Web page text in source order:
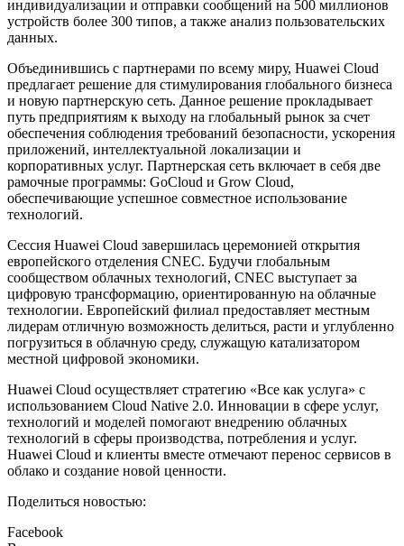
индивидуализации и отправки сообщений на 500 миллионов
устройств более 300 типов, а также анализ пользовательских
данных.
Объединившись с партнерами по всему миру, Huawei Cloud
предлагает решение для стимулирования глобального бизнеса
и новую партнерскую сеть. Данное решение прокладывает
путь предприятиям к выходу на глобальный рынок за счет
обеспечения соблюдения требований безопасности, ускорения
приложений, интеллектуальной локализации и
корпоративных услуг. Партнерская сеть включает в себя две
рамочные программы: GoCloud и Grow Cloud,
обеспечивающие успешное совместное использование
технологий.
Сессия Huawei Cloud завершилась церемонией открытия
европейского отделения CNEC. Будучи глобальным
сообществом облачных технологий, CNEC выступает за
цифровую трансформацию, ориентированную на облачные
технологии. Европейский филиал предоставляет местным
лидерам отличную возможность делиться, расти и углубленно
погрузиться в облачную среду, служащую катализатором
местной цифровой экономики.
Huawei Cloud осуществляет стратегию «Все как услуга» с
использованием Cloud Native 2.0. Инновации в сфере услуг,
технологий и моделей помогают внедрению облачных
технологий в сферы производства, потребления и услуг.
Huawei Cloud и клиенты вместе отмечают перенос сервисов в
облако и создание новой ценности.
Поделиться новостью:
Facebook